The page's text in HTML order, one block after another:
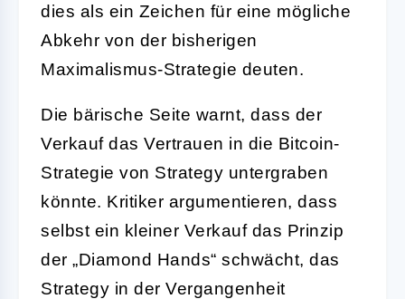
dies als ein Zeichen für eine mögliche
Abkehr von der bisherigen
Maximalismus-Strategie deuten.
Die bärische Seite warnt, dass der
Verkauf das Vertrauen in die Bitcoin-
Strategie von Strategy untergraben
könnte. Kritiker argumentieren, dass
selbst ein kleiner Verkauf das Prinzip
der „Diamond Hands“ schwächt, das
Strategy in der Vergangenheit